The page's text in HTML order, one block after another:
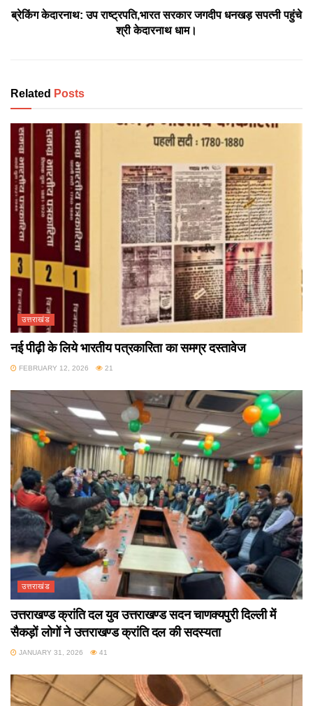
ब्रेकिंग केदारनाथ: उप राष्ट्रपति,भारत सरकार जगदीप धनखड़ सपत्नी पहुंचे
श्री केदारनाथ धाम।
Related Posts
उत्तराखंड
नई पीढ़ी के लिये भारतीय पत्रकारिता का समग्र दस्तावेज
FEBRUARY 12, 2026 21
उत्तराखंड
उत्तराखण्ड क्रांति दल युव उत्तराखण्ड सदन चाणक्यपुरी दिल्ली में
सैकड़ों लोगों ने उत्तराखण्ड क्रांति दल की सदस्यता
JANUARY 31, 2026 41